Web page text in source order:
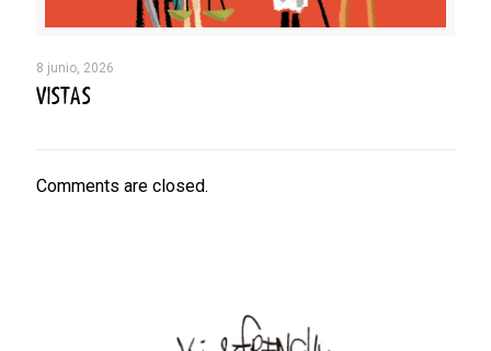
8 junio, 2026
VISTAS
Comments are closed.